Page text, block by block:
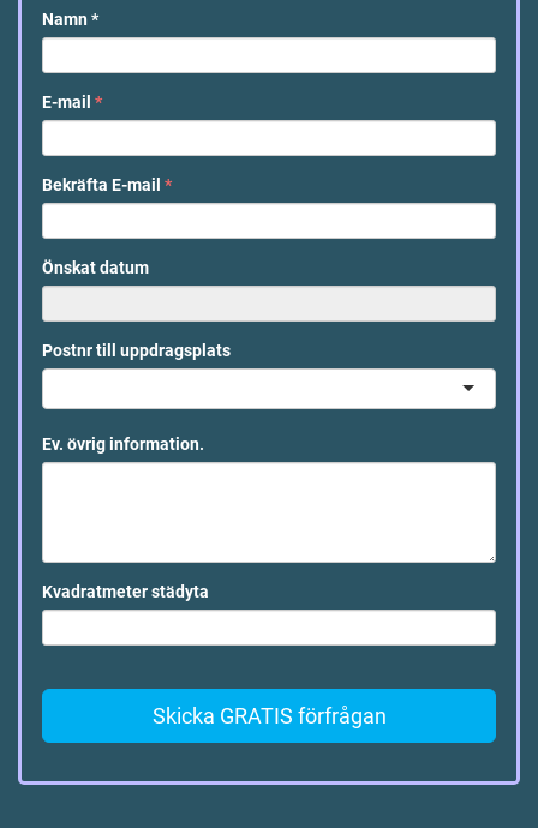
Namn *
E-mail *
Bekräfta E-mail *
Önskat datum
Postnr till uppdragsplats
Ev. övrig information.
Kvadratmeter städyta
Skicka GRATIS förfrågan